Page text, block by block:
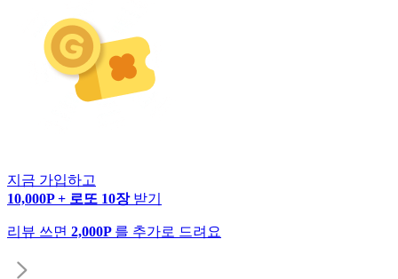
지금 가입하고
10,000P + 로또 10장 받기
리뷰 쓰면 2,000P 를 추가로 드려요